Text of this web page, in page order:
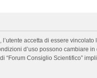
l’utente accetta di essere
d’uso possono cambiare
Consiglio Scientifico”